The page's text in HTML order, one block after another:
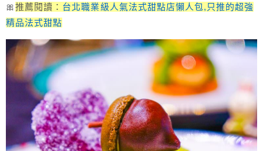
🎀推薦閱讀： 台北職業級人氣法式甜點店懶人包,只推的超強
精品法式甜點